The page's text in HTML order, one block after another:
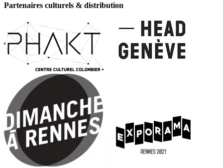
Partenaires culturels & distribution